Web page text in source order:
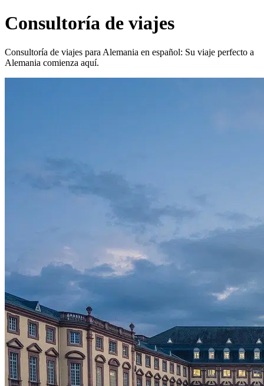
Consultoría de viajes
Consultoría de viajes para Alemania en español: Su viaje perfecto a
Alemania comienza aquí.